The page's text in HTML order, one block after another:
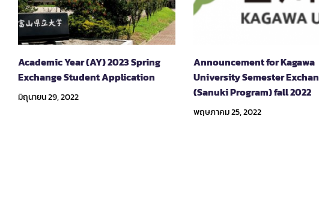
Academic Year (AY) 2023 Spring
Exchange Student Application
มิถุนายน 29, 2022
Announcement for Kagawa
University Semester
(Sanuki Program) fall 2022
พฤษภาคม 25, 2022